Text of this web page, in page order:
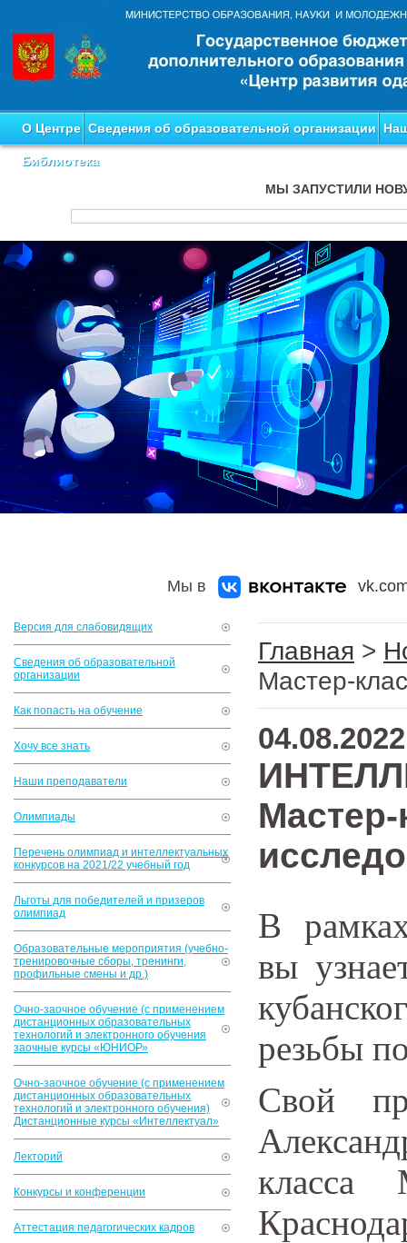
О Центре Сведения об образовательной организации
Библиотека
МЫ ЗАПУСТИЛИ
Мы в
Версия для слабовидящих
Сведения об образовательной
организации
Как попасть на обучение
Хочу все знать
Наши преподаватели
Олимпиады
Перечень олимпиад и интеллектуальных
конкурсов на 2021/22 учебный год
Льготы для победителей и призеров
олимпиад
Образовательные мероприятия (учебно-
тренировочные сборы, тренинги,
профильные смены и др.)
Очно-заочное обучение (с применением
дистанционных образовательных
технологий и электронного обучения
заочные курсы «ЮНИОР»
Очно-заочное обучение (с применением
дистанционных образовательных
технологий и электронного обучения)
Дистанционные курсы «Интеллектуал»
Лекторий
Конкурсы и конференции
Аттестация педагогических кадров
Главная >
Мастер-
04.08.2022
В
вы
резьбы
Свой